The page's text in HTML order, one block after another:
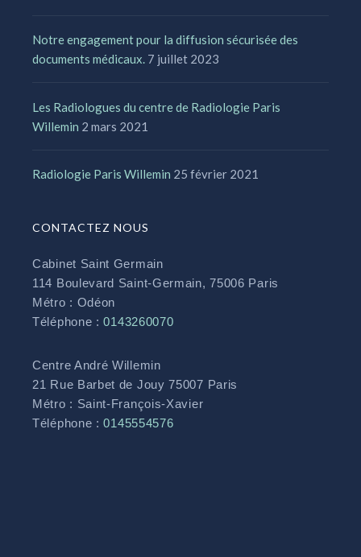
Notre engagement pour la diffusion sécurisée des
documents médicaux. 7 juillet 2023
Les Radiologues du centre de Radiologie Paris
Willemin 2 mars 2021
Radiologie Paris Willemin 25 février 2021
CONTACTEZ NOUS
Cabinet Saint Germain
114 Boulevard Saint-Germain, 75006 Paris
Métro : Odéon
Téléphone :0143260070
Centre André Willemin
21 Rue Barbet de Jouy 75007 Paris
Métro : Saint-François-Xavier
Téléphone :0145554576